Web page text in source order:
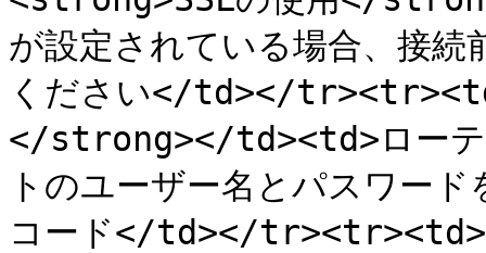
が設定されている場合、接続
ください</td></
</strong></td><td>ローテ
トのユーザー名とパスワー
コード</td></